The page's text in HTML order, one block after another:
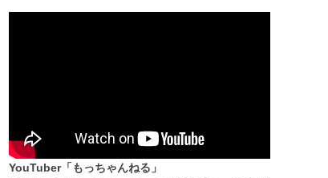
YouTuber「もっちゃんねる」